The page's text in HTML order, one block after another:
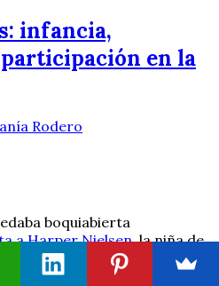
infancia,
en la
Rodero
boquiabierta
a Harper Nielsen, la niña de
desobediencia a la hora de
ha forzado de nuevo el